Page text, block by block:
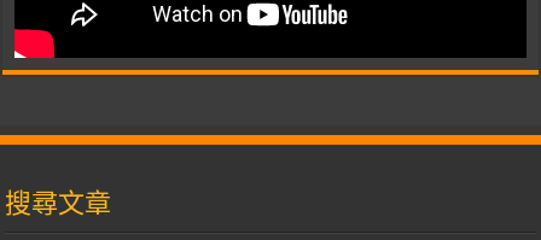
搜尋文章